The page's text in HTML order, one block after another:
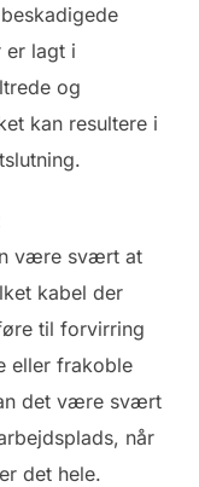
er lagt i
og
kan resultere i
være svært at
kabel der
til forvirring
eller frakoble
det være svært
når
det hele.